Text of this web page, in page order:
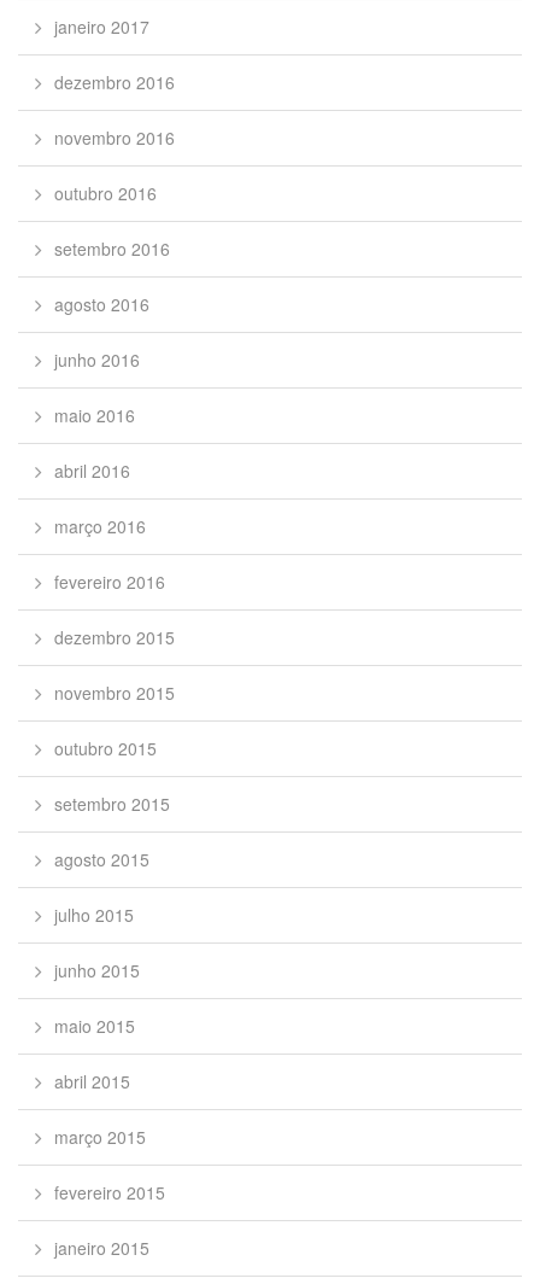
janeiro 2017
dezembro 2016
novembro 2016
outubro 2016
setembro 2016
agosto 2016
junho 2016
maio 2016
abril 2016
março 2016
fevereiro 2016
dezembro 2015
novembro 2015
outubro 2015
setembro 2015
agosto 2015
julho 2015
junho 2015
maio 2015
abril 2015
março 2015
fevereiro 2015
janeiro 2015